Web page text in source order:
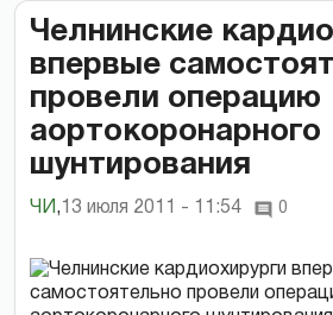
Челнинские
впервые
провели операцию
аортокоронарного
шунтирования
ЧИ , 13 июля 2011 - 11:54 0